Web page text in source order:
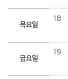
목요일
18
금요일
19